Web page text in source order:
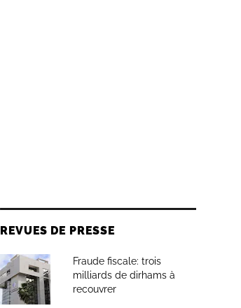
REVUES DE PRESSE
Fraude fiscale: trois
milliards de dirhams à
recouvrer